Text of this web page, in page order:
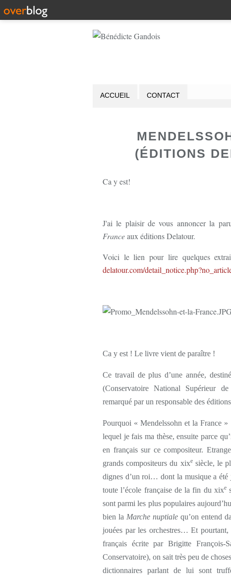
ACCUEIL CONTACT
(ÉDITIONS
Ca y est!
J'ai le plaisir de vous annoncer la
Franceaux éditions Delatour.
Voici le lien pour lire quelques
delatour.com/
Ca y est ! Le livre vient de paraître !
Ce travail de plus d’une année,
(Conservatoire National Supérieur
remarqué par un responsable des
Pourquoi « Mendelssohn et la France
lequel je fais ma thèse, ensuite parce
en français sur ce compositeur.
grands compositeurs du xixesiècle, le
dignes d’un roi… dont la musique a été
toute l’école française de la fin du xixe
sont parmi les plus populaires
bien la Marche nuptiale qu’on entend
jouées par les orchestres… Et
français écrite par Brigitte François-
Conservatoire), on sait très peu de
dictionnaires parlant de lui sont